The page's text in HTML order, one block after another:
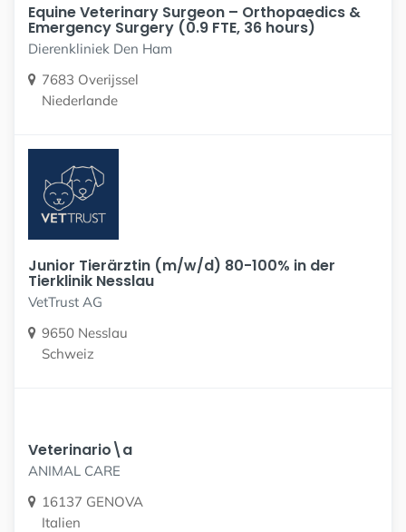
Equine Veterinary Surgeon – Orthopaedics &
Emergency Surgery (0.9 FTE, 36 hours)
Dierenkliniek Den Ham
7683 Overijssel
Niederlande
Junior Tierärztin (m/w/d) 80-100% in der
Tierklinik Nesslau
VetTrust AG
9650 Nesslau
Schweiz
Veterinario\a
ANIMAL CARE
16137 GENOVA
Italien